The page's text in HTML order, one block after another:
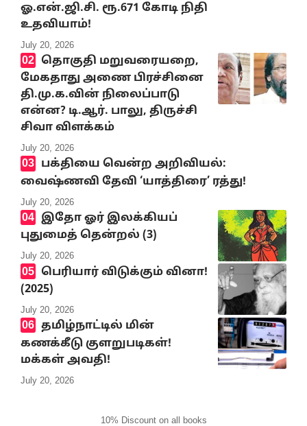
ஓ.என்.ஜி.சி. ரூ.671 கோடி நிதி
உதவியாம்!
July 20, 2026
தொகுதி மறுவரையறை,
மேகதாது அணை பிரச்சினை
தி.மு.க.வின் நிலைப்பாடு
என்ன? டி.ஆர். பாலு, திருச்சி
சிவா விளக்கம்
July 20, 2026
பக்தியை வென்ற அறிவியல்:
வைஷ்ணவி தேவி ‘யாத்திரை’ ரத்து!
July 20, 2026
இதோ ஓர் இலக்கியப்
புதுமைத் தென்றல் (3)
July 20, 2026
பெரியார் விடுக்கும் வினா!
(2025)
July 20, 2026
தமிழ்நாட்டில் மின்
கணக்கீடு குளறுபடிகள்!
மக்கள் அவதி!
July 20, 2026
10% Discount on all books